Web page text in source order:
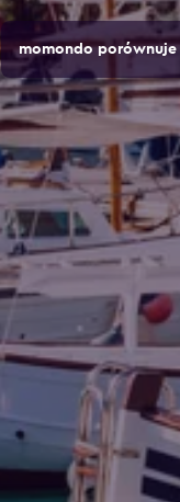
momondo porównuje